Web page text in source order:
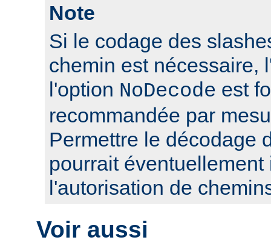
Note
Si le codage des
chemin est nécessaire,
l'option NoDecode est
recommandée par
Permettre le décodage
pourrait éventuellement
l'autorisation de
Voir aussi